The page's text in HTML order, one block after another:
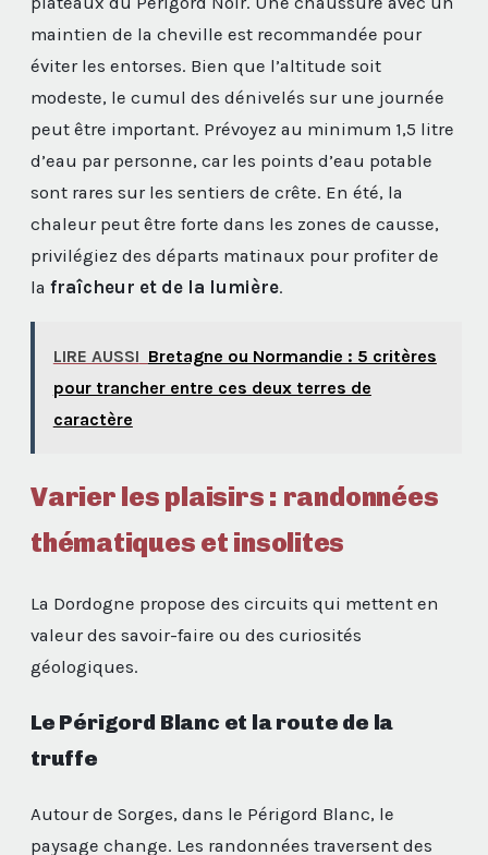
maintien de la cheville est recommandée pour
éviter les entorses. Bien que l’altitude soit
modeste, le cumul des dénivelés sur une journée
peut être important. Prévoyez au minimum 1,5 litre
d’eau par personne, car les points d’eau potable
sont rares sur les sentiers de crête. En été, la
chaleur peut être forte dans les zones de causse,
privilégiez des départs matinaux pour profiter de
la fraîcheur et de la lumière.
LIRE AUSSI Bretagne ou Normandie : 5 critères
pour trancher entre ces deux terres de
caractère
Varier les plaisirs : randonnées
thématiques et insolites
La Dordogne propose des circuits qui mettent en
valeur des savoir-faire ou des curiosités
géologiques.
Le Périgord Blanc et la route de la
truffe
Autour de Sorges, dans le Périgord Blanc, le
paysage change. Les randonnées traversent des